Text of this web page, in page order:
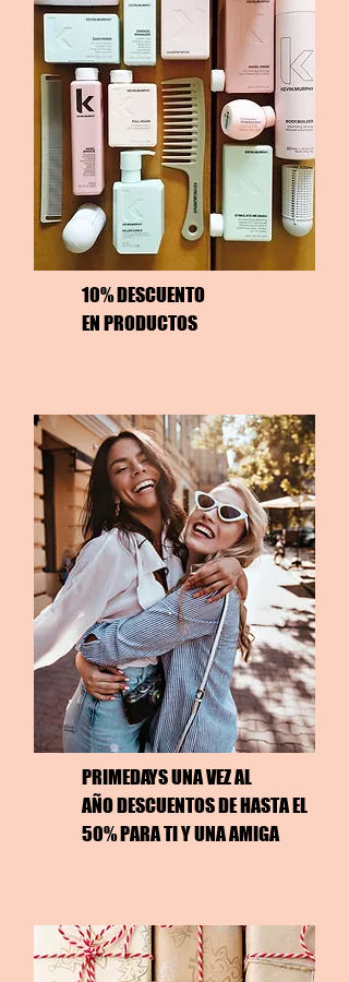
10% DESCUENTO
EN PRODUCTOS
PRIMEDAYS UNA VEZAL
AÑODESCUENTOSDE HASTA EL
50% PARA TI Y UNA AMIGA